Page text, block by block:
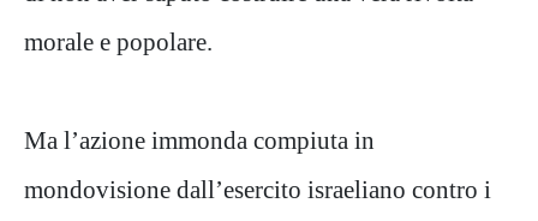
morale e popolare.
Ma l’azione immonda compiuta in
mondovisione dall’esercito israeliano contro i